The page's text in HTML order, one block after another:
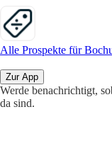
Alle Prospekte für
Zur App
Werde benachrichtigt,
da sind.